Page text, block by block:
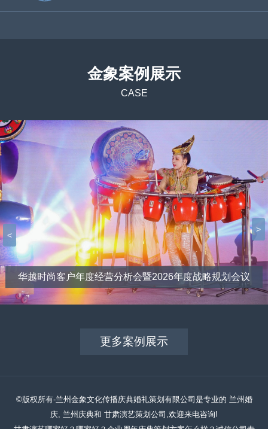
金象案例展示
CASE
华越时尚客户年度经营分析会暨2026年度战略规划会议
<
>
更多案例展示
©版权所有-兰州金象文化传播庆典婚礼策划有限公司是专业的 兰州婚
庆, 兰州庆典和 甘肃演艺策划公司,欢迎来电咨询!